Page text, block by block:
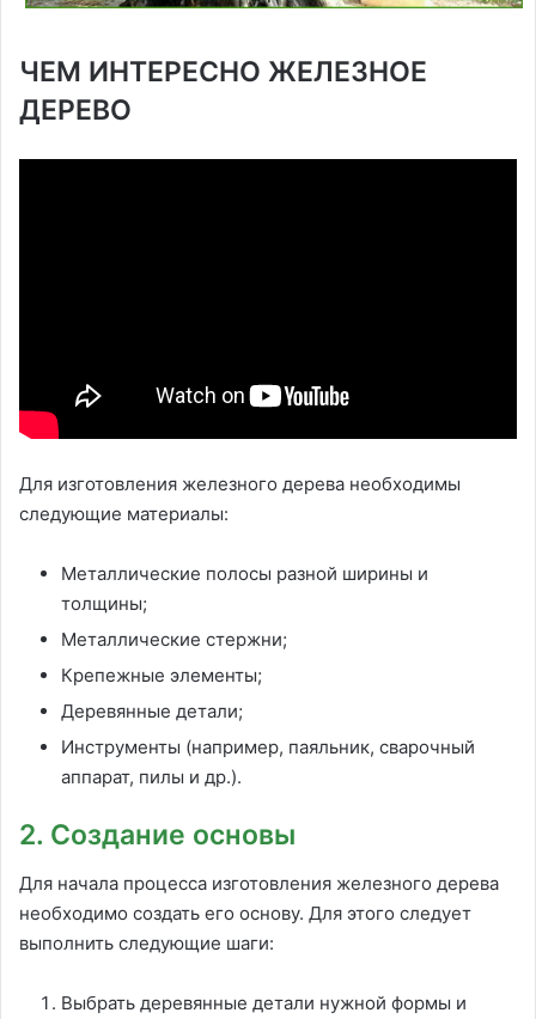
ЧЕМ ИНТЕРЕСНО ЖЕЛЕЗНОЕ
ДЕРЕВО
Для изготовления железного дерева необходимы
следующие материалы:
Металлические полосы разной ширины и
толщины;
Металлические стержни;
Крепежные элементы;
Деревянные детали;
Инструменты (например, паяльник, сварочный
аппарат, пилы и др.).
2. Создание основы
Для начала процесса изготовления железного дерева
необходимо создать его основу. Для этого следует
выполнить следующие шаги:
Выбрать деревянные детали нужной формы и